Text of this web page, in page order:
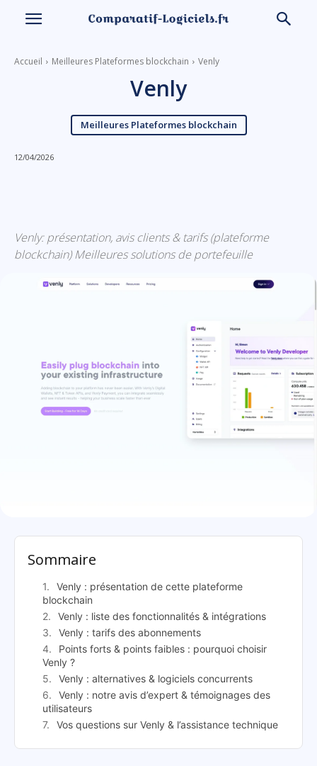
Accueil Meilleures Plateformes blockchain Venly
Venly
Meilleures Plateformes blockchain
12/04/2026
Venly: présentation, avis clients & tarifs (plateforme
blockchain) Meilleures solutions de portefeuille
Sommaire
Venly : présentation de cette plateforme
blockchain
Venly : liste des fonctionnalités & intégrations
Venly : tarifs des abonnements
Points forts & points faibles : pourquoi choisir
Venly ?
Venly : alternatives & logiciels concurrents
Venly : notre avis d’expert & témoignages des
utilisateurs
Vos questions sur Venly & l’assistance technique